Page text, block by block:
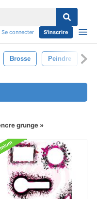
Se connecter S'inscrire
Brosse Peindre
grunge